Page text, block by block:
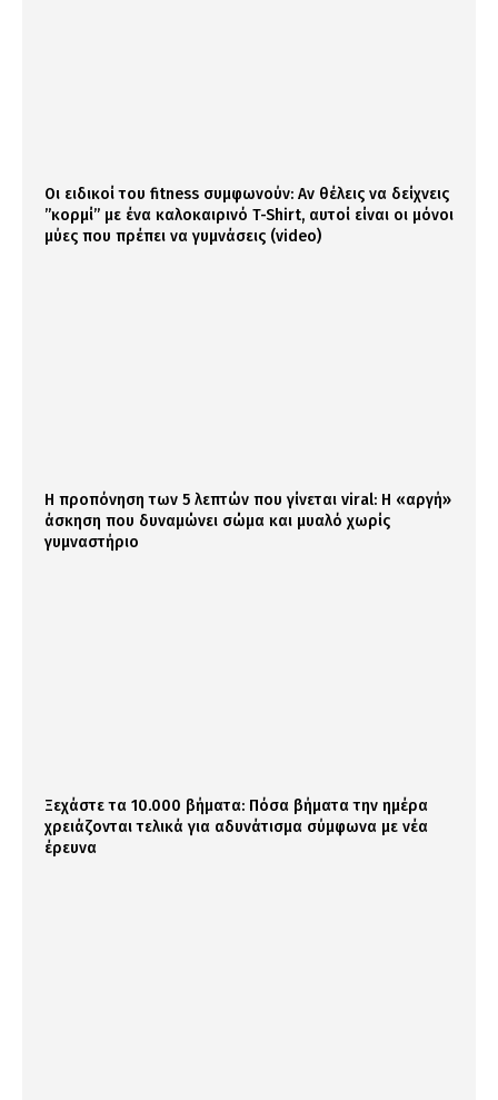
Οι ειδικοί του fitness συμφωνούν: Αν θέλεις να δείχνεις
”κορμί” με ένα καλοκαιρινό T-Shirt, αυτοί είναι οι μόνοι
μύες που πρέπει να γυμνάσεις (video)
Η προπόνηση των 5 λεπτών που γίνεται viral: Η «αργή»
άσκηση που δυναμώνει σώμα και μυαλό χωρίς
γυμναστήριο
Ξεχάστε τα 10.000 βήματα: Πόσα βήματα την ημέρα
χρειάζονται τελικά για αδυνάτισμα σύμφωνα με νέα
έρευνα